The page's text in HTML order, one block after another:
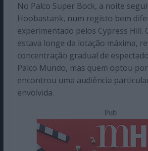
No Palco Super Bock, a noite
Hoobastank, num registo bem
experimentado pelos Cypress Hill.
estava longe da lotação máxima,
concentração gradual de
Palco Mundo, mas quem optou
encontrou uma audiência
envolvida.
Pub